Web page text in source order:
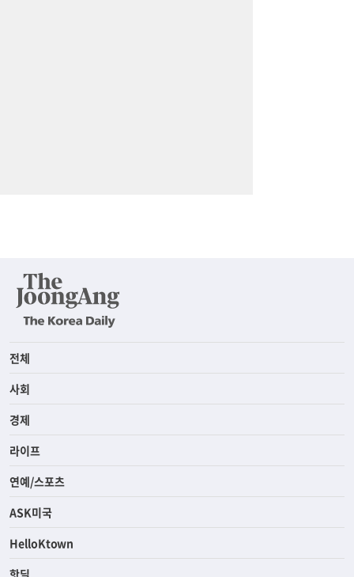
전체
사회
경제
라이프
연예/스포츠
ASK미국
HelloKtown